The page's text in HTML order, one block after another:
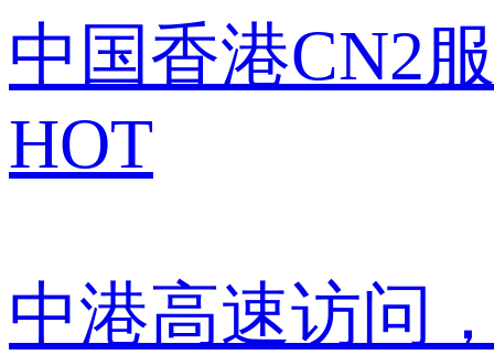
中国香港CN2
HOT
中港高速访问